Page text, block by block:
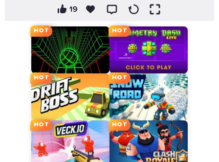
19
HOT HOT
HOT HOT
HOT HOT